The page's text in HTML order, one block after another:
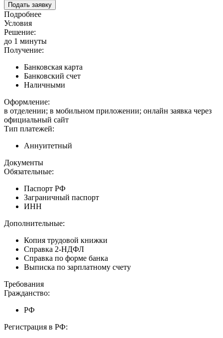
Подать заявку
Подробнее
Условия
Решение:
до 1 минуты
Получение:
Банковская карта
Банковский счет
Наличными
Оформление:
в отделении; в мобильном приложении; онлайн заявка через
официальный сайт
Тип платежей:
Аннуитетный
Документы
Обязательные:
Паспорт РФ
Заграничный паспорт
ИНН
Дополнительные:
Копия трудовой книжки
Справка 2-НДФЛ
Справка по форме банка
Выписка по зарплатному счету
Требования
Гражданство:
РФ
Регистрация в РФ: